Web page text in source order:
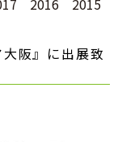
2016 2015
阪』に出展致